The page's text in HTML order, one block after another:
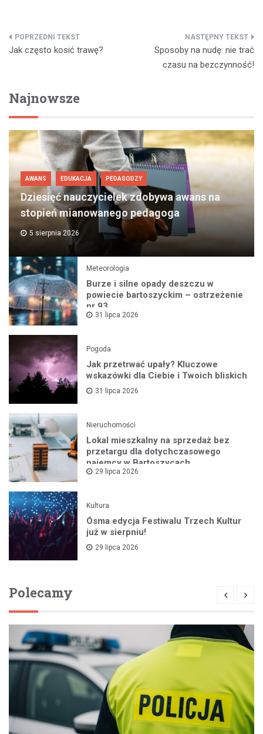
Nawigacja
Jak często kosić trawę?
Sposoby na nudę: nie trać
czasu na bezczynność!
Najnowsze
AWANS EDUKACJA PEDAGODZY
Dziesięć nauczycielek zdobywa awans na
stopień mianowanego pedagoga
5 sierpnia 2026
Meteorologia
Burze i silne opady deszczu w
powiecie bartoszyckim – ostrzeżenie
nr 93
31 lipca 2026
Pogoda
Jak przetrwać upały? Kluczowe
wskazówki dla Ciebie i Twoich bliskich
31 lipca 2026
Nieruchomości
Lokal mieszkalny na sprzedaż bez
przetargu dla dotychczasowego
najemcy w Bartoszycach
29 lipca 2026
Kultura
Ósma edycja Festiwalu Trzech Kultur
już w sierpniu!
29 lipca 2026
Polecamy